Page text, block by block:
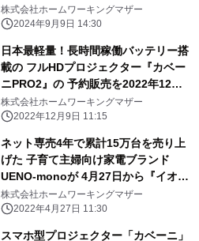
ップ！ 9月1日より販売開始。
株式会社ホームワーキングマザー
2024年9月9日 14:30
日本最軽量！長時間稼働バッテリー搭
載の フルHDプロジェクター『カベー
ニPRO2』の 予約販売を2022年12月
22日より開始
株式会社ホームワーキングマザー
2022年12月9日 11:15
ネット専売4年で累計15万台を売り上
げた 子育て主婦向け家電ブランド
UENO-monoが 4月27日から『イオン
レイクタウン』にて初出展
株式会社ホームワーキングマザー
2022年4月27日 11:30
スマホ型プロジェクター「カベーニ」